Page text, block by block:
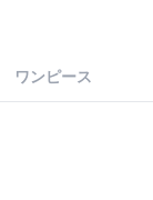
ワンピース